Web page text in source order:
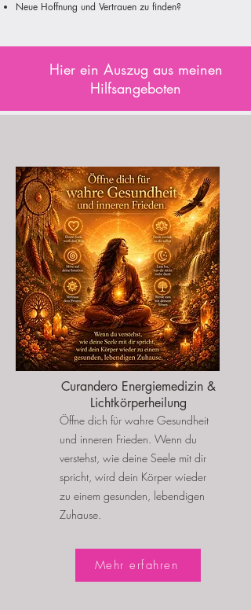
Neue Hoffnung und Vertrauen zu finden?
Hier ein Auszug aus meinen
Hilfsangeboten
Curandero Energiemedizin &
Lichtkörperheilung
Öffne dich für wahre Gesundheit
und inneren Frieden. Wenn du
verstehst, wie deine Seele mit dir
spricht, wird dein Körper wieder
zu einem gesunden, lebendigen
Zuhause.
Mehr erfahren